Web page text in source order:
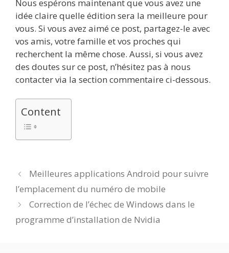
Nous espérons maintenant que vous avez une
idée claire quelle édition sera la meilleure pour
vous. Si vous avez aimé ce post, partagez-le avec
vos amis, votre famille et vos proches qui
recherchent la même chose. Aussi, si vous avez
des doutes sur ce post, n’hésitez pas à nous
contacter via la section commentaire ci-dessous.
Content
Meilleures applications Android pour suivre
l’emplacement du numéro de mobile
Correction de l’échec de Windows dans le
programme d’installation de Nvidia